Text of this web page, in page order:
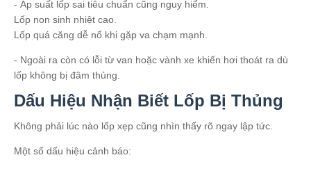
- Áp suất lốp sai tiêu chuẩn cũng nguy hiểm.
Lốp non sinh nhiệt cao.
Lốp quá căng dễ nổ khi gặp va chạm mạnh.
- Ngoài ra còn có lỗi từ van hoặc vành xe khiến hơi thoát ra dù
lốp không bị đâm thủng.
Dấu Hiệu Nhận Biết Lốp Bị Thủng
Không phải lúc nào lốp xẹp cũng nhìn thấy rõ ngay lập tức.
Một số dấu hiệu cảnh báo: